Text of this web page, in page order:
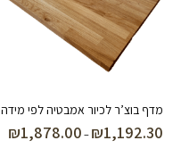
מדף בוצ’ר לכיור אמבטיה לפי מידה
₪1,192.30
–
₪1,878.00